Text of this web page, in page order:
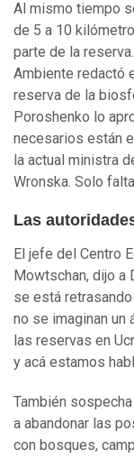
Al mismo tiempo
de 5 a 10
parte de la
Ambiente redactó
reserva de la
Poroshenko lo
necesarios están
la actual ministra
Wronska. Solo
Las
El jefe del Centro
Mowtschan, dijo
se está
no se imaginan un
las reservas en
y acá estamos
También
a abandonar las
con bosques,